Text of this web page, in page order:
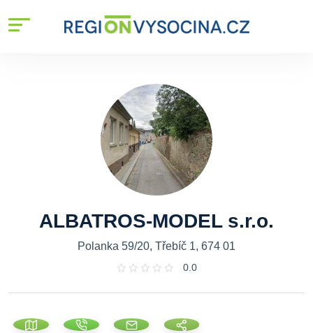
ALBATROS-MODEL s.r.o.
Polanka 59/20, Třebíč 1, 674 01
0.0